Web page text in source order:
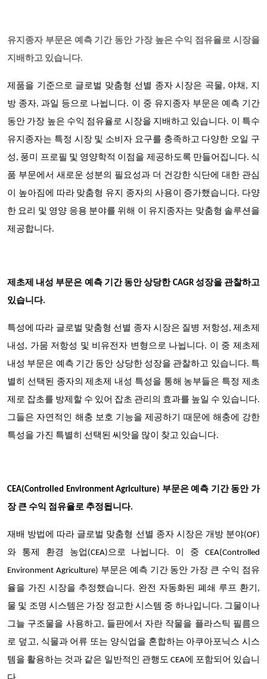
유지종자 부문은 예측 기간 동안 가장 높은 수익 점유율로 시장을
지배하고 있습니다.
제품을 기준으로 글로벌 맞춤형 선별 종자 시장은 곡물, 야채, 지
방 종자, 과일 등으로 나뉩니다. 이 중 유지종자 부문은 예측 기간
동안 가장 높은 수익 점유율로 시장을 지배하고 있습니다. 이 특수
유지종자는 특정 시장 및 소비자 요구를 충족하고 다양한 오일 구
성, 풍미 프로필 및 영양학적 이점을 제공하도록 만들어집니다. 식
품 부문에서 새로운 성분의 필요성과 더 건강한 식단에 대한 관심
이 높아짐에 따라 맞춤형 유지 종자의 사용이 증가했습니다. 다양
한 요리 및 영양 응용 분야를 위해 이 유지종자는 맞춤형 솔루션을
제공합니다.
제초제 내성 부문은 예측 기간 동안 상당한 CAGR 성장을 관찰하고
있습니다.
특성에 따라 글로벌 맞춤형 선별 종자 시장은 질병 저항성, 제초제
내성, 가뭄 저항성 및 비유전자 변형으로 나뉩니다. 이 중 제초제
내성 부문은 예측 기간 동안 상당한 성장을 관찰하고 있습니다. 특
별히 선택된 종자의 제초제 내성 특성을 통해 농부들은 특정 제초
제로 잡초를 방제할 수 있어 잡초 관리의 효과를 높일 수 있습니다.
그들은 자연적인 해충 보호 기능을 제공하기 때문에 해충에 강한
특성을 가진 특별히 선택된 씨앗을 많이 찾고 있습니다.
CEA(Controlled Environment Agriculture) 부문은 예측 기간 동안 가
장 큰 수익 점유율로 추정됩니다.
재배 방법에 따라 글로벌 맞춤형 선별 종자 시장은 개방 분야(OF)
와 통제 환경 농업(CEA)으로 나뉩니다. 이 중 CEA(Controlled
Environment Agriculture) 부문은 예측 기간 동안 가장 큰 수익 점유
율을 가진 시장을 추정했습니다. 완전 자동화된 폐쇄 루프 환기,
물 및 조명 시스템은 가장 정교한 시스템 중 하나입니다. 그물이나
그늘 구조물을 사용하고, 들판에서 자란 작물을 플라스틱 필름으
로 덮고, 식물과 어류 또는 양식업을 혼합하는 아쿠아포닉스 시스
템을 활용하는 것과 같은 일반적인 관행도 CEA에 포함되어 있습니